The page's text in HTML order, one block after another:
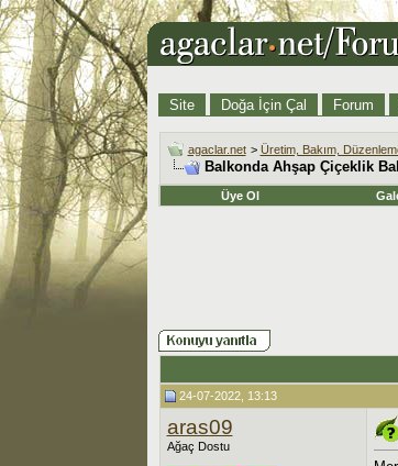
Site Doğa İçin Çal Forum
agaclar.net > Üretim, Bakım,
Balkonda Ahşap Çiçeklik
Üye Ol
24-07-2022, 13:13
aras09
Ağaç Dostu